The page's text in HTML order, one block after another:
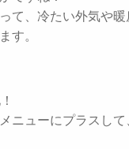
て、冷たい外気や
す。
ニューにプラスし